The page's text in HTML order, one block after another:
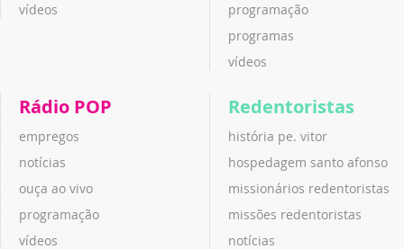
vídeos
programação
programas
vídeos
Rádio POP
empregos
notícias
ouça ao vivo
programação
vídeos
Redentoristas
história pe. vitor
hospedagem santo afonso
missionários redentoristas
missões redentoristas
notícias